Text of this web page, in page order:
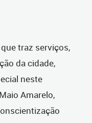
traz serviços,
da cidade,
neste
Amarelo,